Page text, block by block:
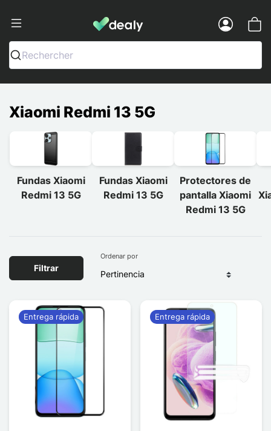
Dealy - Fundas y accesorios para
Rechercher
Xiaomi Redmi 13 5G
Fundas Xiaomi
Redmi 13 5G
Fundas Xiaomi
Redmi 13 5G
Protectores de
pantalla Xiaomi
Redmi 13 5G
Filtrar
Ordenar por
Entrega rápida Entrega rápida